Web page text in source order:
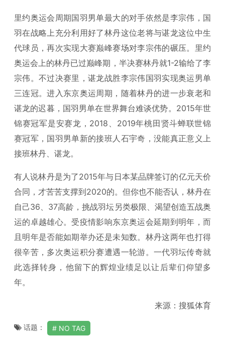
里约奥运会周期国羽男单最大的对手依然是李宗伟，国
羽在战略上充分利用好了林丹这位老将与谌龙这位中生
代球员，再次实现大赛巅峰赛场对李宗伟的碾压。里约
奥运会上的林丹已过巅峰期，半决赛林丹就1-2输给了李
宗伟。不过决赛里，谌龙战胜李宗伟国羽实现奥运男单
三连冠。进入东京奥运周期，随着林丹的进一步衰老和
谌龙的迟暮，国羽男单在世界舞台难谈优势。2015年世
锦赛冠军是安赛龙，2018、2019年桃田贤斗蝉联世锦
赛冠军，国羽男单新的接班人石宇奇，没能真正意义上
接班林丹、谌龙。
有人说林丹是为了2015年与日本某品牌签订的亿元天价
合同，才苦苦支撑到2020的。但你也不能否认，林丹在
自己36、37高龄，挑战羽坛另类极限、渴望创造五战奥
运的卓越雄心。受疫情影响东京奥运会延期到明年，而
且明年是否能如期举办还是未知数。林丹这两年也打得
很辛苦，多次奥运积分赛遭遇一轮游。一代羽坛传奇就
此选择转身，他留下的辉煌业绩足以让后辈们仰望多
年。
来源：搜狐体育
话题： NO TAG